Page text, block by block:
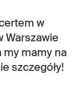
w
Warszawie
my mamy na
szczegóły!